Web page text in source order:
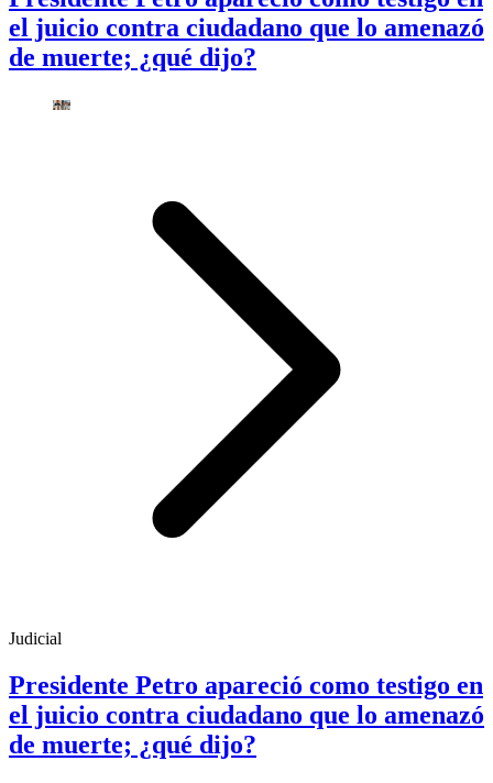
el juicio contra ciudadano que lo amenazó
de muerte; ¿qué dijo?
Judicial
Presidente Petro apareció como testigo en
el juicio contra ciudadano que lo amenazó
de muerte; ¿qué dijo?